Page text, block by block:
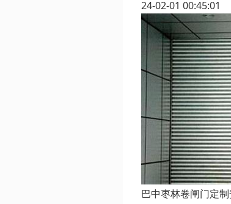
24-02-01 00:45:01
巴中枣林卷闸门定